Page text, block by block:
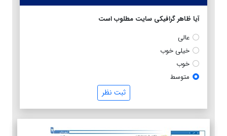
آیا ظاهر گرافیکی سایت مطلوب است
عالی
خیلی خوب
خوب
متوسط
ثبت نظر